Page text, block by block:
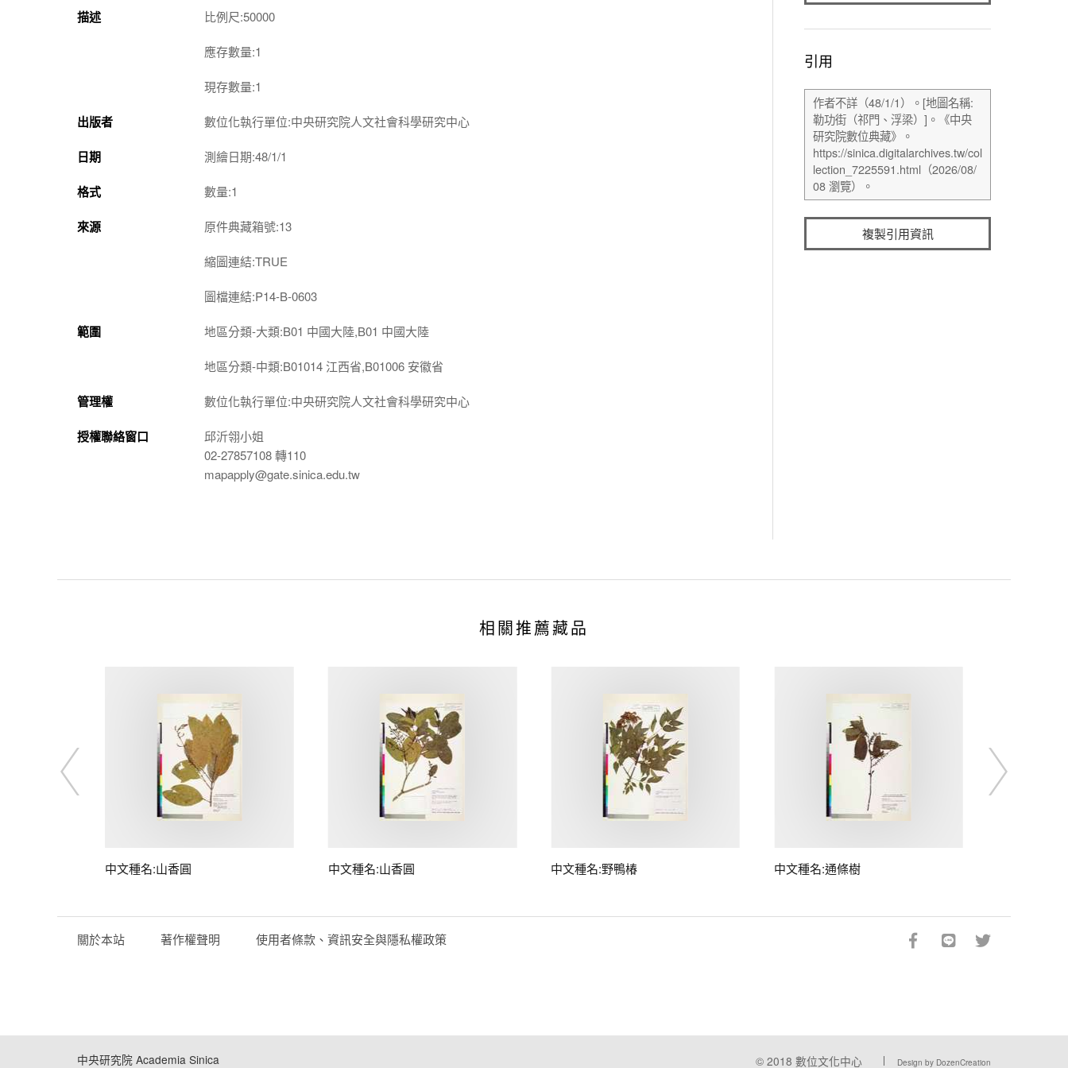
描述 比例尺:50000
應存數量:1
現存數量:1
出版者 數位化執行單位:中央研究院人文社會科學研究中心
日期 測繪日期:48/1/1
格式 數量:1
來源 原件典藏箱號:13
縮圖連結:TRUE
圖檔連結:P14-B-0603
範圍 地區分類-大類:B01 中國大陸,B01 中國大陸
地區分類-中類:B01014 江西省,B01006 安徽省
管理權 數位化執行單位:中央研究院人文社會科學研究中心
授權聯絡窗口
邱沂翎小姐
02-27857108 轉110
mapapply@gate.sinica.edu.tw
引用
複製引用資訊
相關推薦藏品
中文種名:山香圓 中文種名:山香圓 中文種名:野鴨椿 中文種名:通條樹
關於本站 著作權聲明 使用者條款、資訊安全與隱私權政策
中央研究院 Academia Sinica © 2018 數位文化中心 Design by DozenCreation